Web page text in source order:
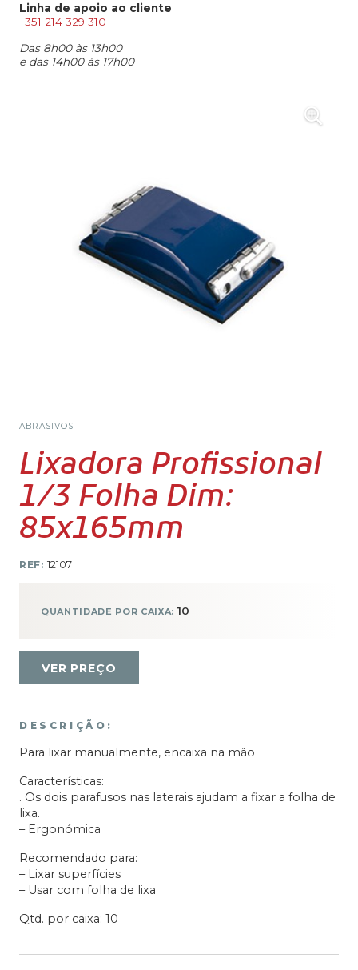
Linha de apoio ao cliente
+351 214 329 310
Das 8h00 às 13h00
e das 14h00 às 17h00
ABRASIVOS
Lixadora Profissional
1/3 Folha Dim:
85x165mm
REF: 12107
QUANTIDADE POR CAIXA: 10
VER PREÇO
DESCRIÇÃO:
Para lixar manualmente, encaixa na mão
Características:
. Os dois parafusos nas laterais ajudam a fixar a folha de
lixa.
– Ergonómica
Recomendado para:
– Lixar superfícies
– Usar com folha de lixa
Qtd. por caixa: 10